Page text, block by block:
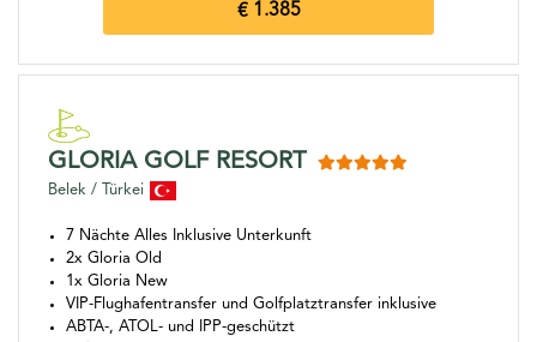
€ 1.385
GLORIA GOLF RESORT
Belek / Türkei
7 Nächte Alles Inklusive Unterkunft
2x Gloria Old
1x Gloria New
VIP-Flughafentransfer und Golfplatztransfer inklusive
ABTA-, ATOL- und IPP-geschützt